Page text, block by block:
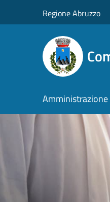
Regione Abruzzo
Amministrazione